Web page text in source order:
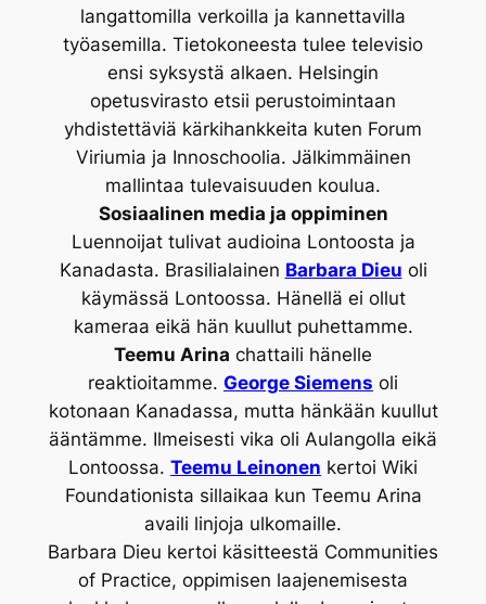
langattomilla verkoilla ja kannettavilla
työasemilla. Tietokoneesta tulee televisio
ensi syksystä alkaen. Helsingin
opetusvirasto etsii perustoimintaan
yhdistettäviä kärkihankkeita kuten Forum
Viriumia ja Innoschoolia. Jälkimmäinen
mallintaa tulevaisuuden koulua.
Sosiaalinen media ja oppiminen
Luennoijat tulivat audioina Lontoosta ja
Kanadasta. Brasilialainen Barbara Dieu oli
käymässä Lontoossa. Hänellä ei ollut
kameraa eikä hän kuullut puhettamme.
Teemu Arina chattaili hänelle
reaktioitamme. George Siemens oli
kotonaan Kanadassa, mutta hänkään kuullut
ääntämme. Ilmeisesti vika oli Aulangolla eikä
Lontoossa. Teemu Leinonen kertoi Wiki
Foundationista sillaikaa kun Teemu Arina
availi linjoja ulkomaille.
Barbara Dieu kertoi käsitteestä Communities
of Practice, oppimisen laajenemisesta